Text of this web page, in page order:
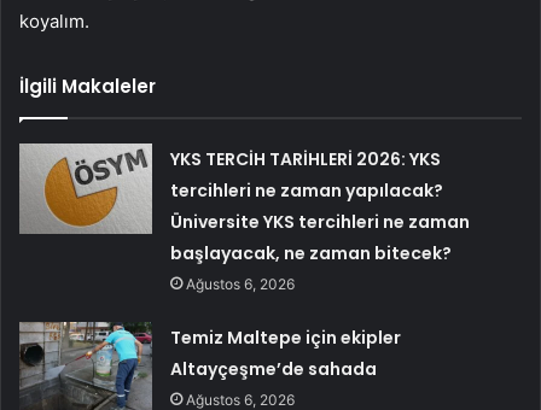
koyalım.
İlgili Makaleler
YKS TERCİH TARİHLERİ 2026: YKS
tercihleri ne zaman yapılacak?
Üniversite YKS tercihleri ne zaman
başlayacak, ne zaman bitecek?
Ağustos 6, 2026
Temiz Maltepe için ekipler
Altayçeşme’de sahada
Ağustos 6, 2026